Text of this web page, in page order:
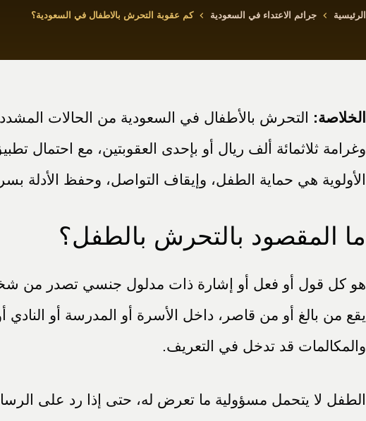
الرئيسية جرائم الاعتداء في السعودية كم عقوبة التحرش بالاطفال في السعودية؟
الخلاصة: التحرش بالأطفال في السعودية من الحالات
وغرامة ثلاثمائة ألف ريال أو بإحدى العقوبتين، مع احتمال
الأولوية هي حماية الطفل، وإيقاف التواصل، وحفظ الأدلة
ما المقصود بالتحرش بالطفل؟
هو كل قول أو فعل أو إشارة ذات مدلول جنسي تصدر من
يقع من بالغ أو من قاصر، داخل الأسرة أو المدرسة أو
والمكالمات قد تدخل في التعريف.
الطفل لا يتحمل مسؤولية ما تعرض له، حتى إذا رد على